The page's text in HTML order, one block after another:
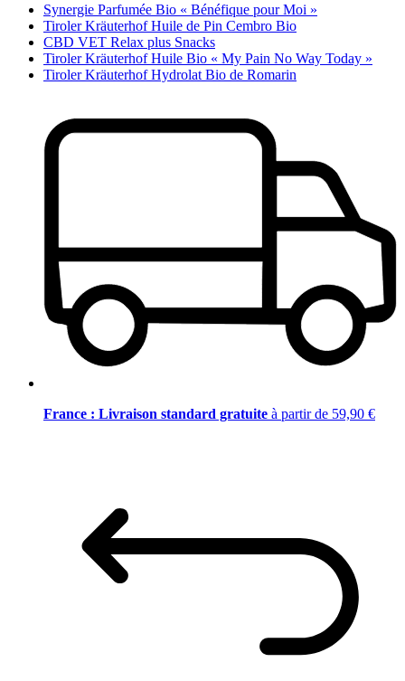
Synergie Parfumée Bio « Bénéfique pour Moi »
Tiroler Kräuterhof Huile de Pin Cembro Bio
CBD VET Relax plus Snacks
Tiroler Kräuterhof Huile Bio « My Pain No Way Today »
Tiroler Kräuterhof Hydrolat Bio de Romarin
France : Livraison standard gratuite à partir de 59,90 €